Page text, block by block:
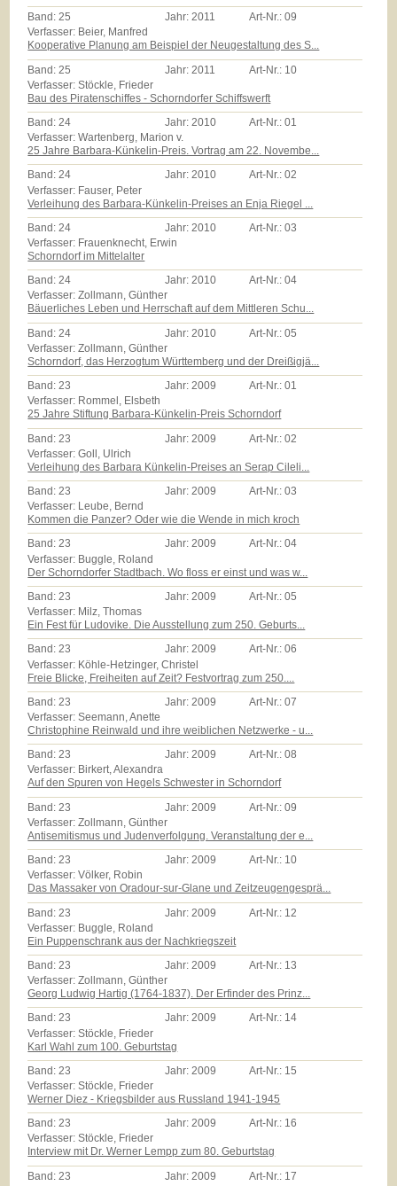
Band:25 Jahr:2011 Art-Nr.:09
Verfasser: Beier, Manfred
Kooperative Planung am Beispiel der Neugestaltung des S...
Band: 25 Jahr: 2011 Art-Nr.: 10
Verfasser: Stöckle, Frieder
Bau des Piratenschiffes - Schorndorfer Schiffswerft
Band:24 Jahr:2010 Art-Nr.:01
Verfasser: Wartenberg, Marion v.
25 Jahre Barbara-Künkelin-Preis. Vortrag am 22. Novembe...
Band:24 Jahr:2010 Art-Nr.:02
Verfasser: Fauser, Peter
Verleihung des Barbara-Künkelin-Preises an Enja Riegel ...
Band:24 Jahr:2010 Art-Nr.:03
Verfasser: Frauenknecht, Erwin
Schorndorf im Mittelalter
Band:24 Jahr:2010 Art-Nr.:04
Verfasser: Zollmann, Günther
Bäuerliches Leben und Herrschaft auf dem Mittleren Schu...
Band: 24 Jahr: 2010 Art-Nr.:05
Verfasser: Zollmann, Günther
Schorndorf, das Herzogtum Württemberg und der Dreißigjä...
Band:23 Jahr:2009 Art-Nr.:01
Verfasser: Rommel, Elsbeth
25 Jahre Stiftung Barbara-Künkelin-Preis Schorndorf
Band: 23 Jahr: 2009 Art-Nr.:02
Verfasser: Goll, Ulrich
Verleihung des Barbara Künkelin-Preises an Serap Cileli...
Band:23 Jahr:2009 Art-Nr.:03
Verfasser: Leube, Bernd
Kommen die Panzer? Oder wie die Wende in mich kroch
Band:23 Jahr:2009 Art-Nr.:04
Verfasser: Buggle, Roland
Der Schorndorfer Stadtbach. Wo floss er einst und was w...
Band:23 Jahr:2009 Art-Nr.:05
Verfasser: Milz, Thomas
Ein Fest für Ludovike. Die Ausstellung zum 250. Geburts...
Band:23 Jahr:2009 Art-Nr.:06
Verfasser: Köhle-Hetzinger, Christel
Freie Blicke, Freiheiten auf Zeit? Festvortrag zum 250....
Band: 23 Jahr: 2009 Art-Nr.:07
Verfasser: Seemann, Anette
Christophine Reinwald und ihre weiblichen Netzwerke - u...
Band:23 Jahr:2009 Art-Nr.:08
Verfasser: Birkert, Alexandra
Auf den Spuren von Hegels Schwester in Schorndorf
Band: 23 Jahr: 2009 Art-Nr.:09
Verfasser: Zollmann, Günther
Antisemitismus und Judenverfolgung. Veranstaltung der e...
Band:23 Jahr:2009 Art-Nr.: 10
Verfasser: Völker, Robin
Das Massaker von Oradour-sur-Glane und Zeitzeugengesprä...
Band: 23 Jahr: 2009 Art-Nr.: 12
Verfasser: Buggle, Roland
Ein Puppenschrank aus der Nachkriegszeit
Band:23 Jahr:2009 Art-Nr.: 13
Verfasser: Zollmann, Günther
Georg Ludwig Hartig (1764-1837). Der Erfinder des Prinz...
Band:23 Jahr:2009 Art-Nr.: 14
Verfasser: Stöckle, Frieder
Karl Wahl zum 100. Geburtstag
Band:23 Jahr:2009 Art-Nr.: 15
Verfasser: Stöckle, Frieder
Werner Diez - Kriegsbilder aus Russland 1941-1945
Band:23 Jahr:2009 Art-Nr.: 16
Verfasser: Stöckle, Frieder
Interview mit Dr. Werner Lempp zum 80. Geburtstag
Band: 23 Jahr: 2009 Art-Nr.: 17